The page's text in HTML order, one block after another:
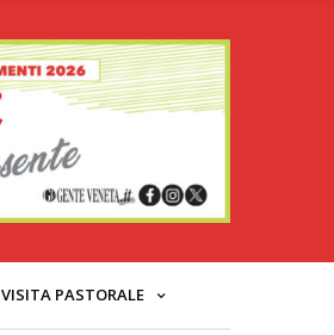
VISITA PASTORALE